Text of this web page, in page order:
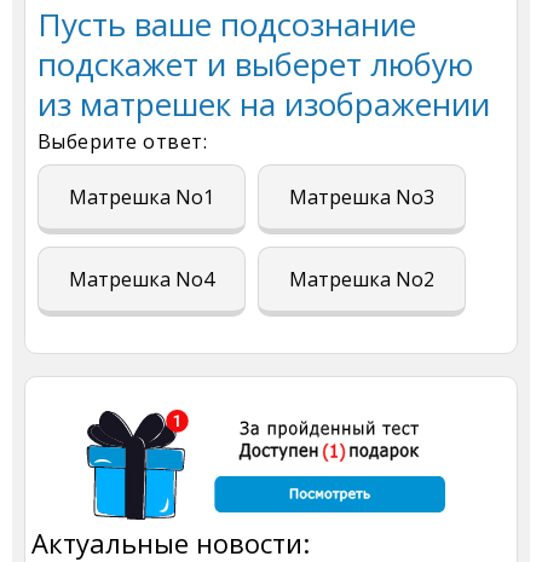
Пусть ваше подсознание
подскажет и выберет любую
из матрешек на изображении
Выберите ответ:
Матрешка No1 Матрешка No3
Матрешка No4 Матрешка No2
Актуальные новости: